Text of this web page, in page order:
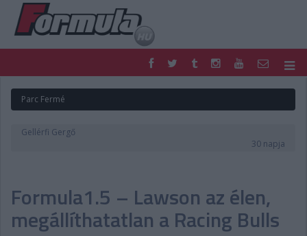
FORMULA
MOTOR
NEMZETKÖZI
DIGITÁLIS MAGAZIN
PONTÁLLÁSOK
VERSENYNAPTÁRAK
Parc Fermé
Gellérfi Gergő
30 napja
Formula1.5 – Lawson az élen,
megállíthatatlan a Racing Bulls